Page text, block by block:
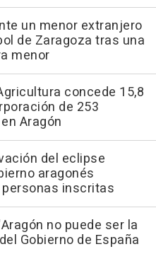
un menor extranjero
de Zaragoza tras una
menor
concede 15,8
de 253
Aragón
del eclipse
aragonés
inscritas
no puede ser la
Gobierno de España